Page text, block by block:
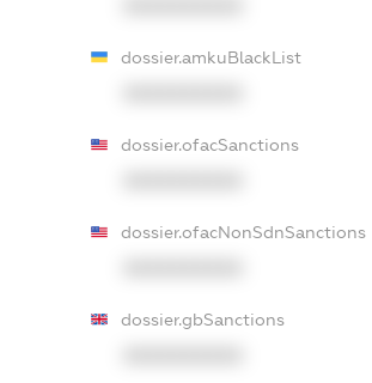
dossier.amkuBlackList
dossier.ofacSanctions
dossier.ofacNonSdnSanctions
dossier.gbSanctions